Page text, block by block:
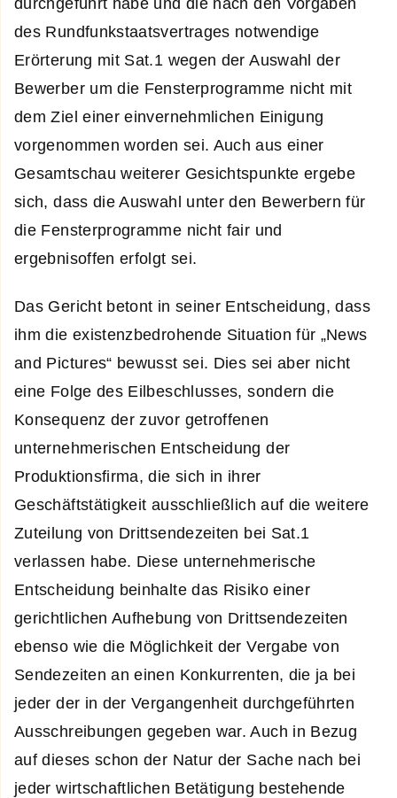
durchgeführt habe und die nach den Vorgaben
des Rundfunkstaatsvertrages notwendige
Erörterung mit Sat.1 wegen der Auswahl der
Bewerber um die Fensterprogramme nicht mit
dem Ziel einer einvernehmlichen Einigung
vorgenommen worden sei. Auch aus einer
Gesamtschau weiterer Gesichtspunkte ergebe
sich, dass die Auswahl unter den Bewerbern für
die Fensterprogramme nicht fair und
ergebnisoffen erfolgt sei.
Das Gericht betont in seiner Entscheidung, dass
ihm die existenzbedrohende Situation für „News
and Pictures“ bewusst sei. Dies sei aber nicht
eine Folge des Eilbeschlusses, sondern die
Konsequenz der zuvor getroffenen
unternehmerischen Entscheidung der
Produktionsfirma, die sich in ihrer
Geschäftstätigkeit ausschließlich auf die weitere
Zuteilung von Drittsendezeiten bei Sat.1
verlassen habe. Diese unternehmerische
Entscheidung beinhalte das Risiko einer
gerichtlichen Aufhebung von Drittsendezeiten
ebenso wie die Möglichkeit der Vergabe von
Sendezeiten an einen Konkurrenten, die ja bei
jeder der in der Vergangenheit durchgeführten
Ausschreibungen gegeben war. Auch in Bezug
auf dieses schon der Natur der Sache nach bei
jeder wirtschaftlichen Betätigung bestehende